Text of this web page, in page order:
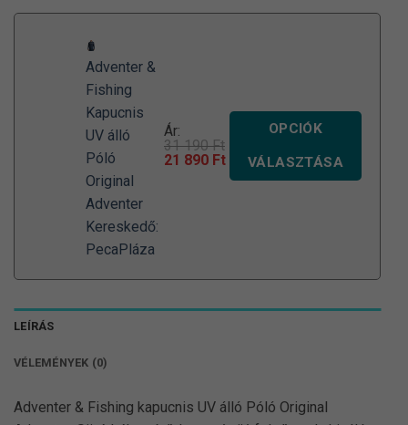
Adventer &
Fishing
Kapucnis
UV álló
Póló
Original
Adventer
Kereskedő:
PecaPláza
Ár:
31 190Ft
Original
21 890 FtCurrent
price
OPCIÓK
VÁLASZTÁSA
LEÍRÁS
VÉLEMÉNYEK (0)
Adventer & Fishing kapucnis UV álló Póló Original